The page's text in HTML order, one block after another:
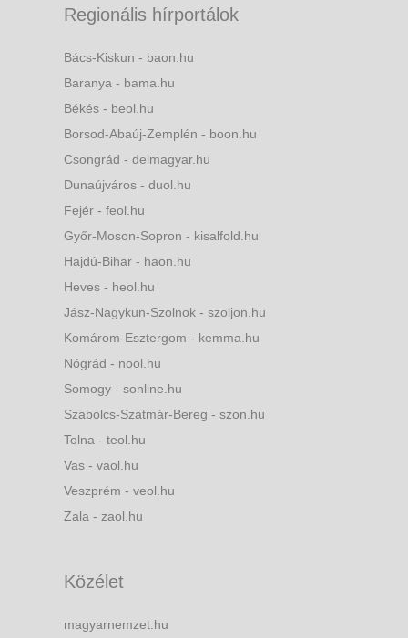
Regionális hírportálok
Bács-Kiskun - baon.hu
Baranya - bama.hu
Békés - beol.hu
Borsod-Abaúj-Zemplén - boon.hu
Csongrád - delmagyar.hu
Dunaújváros - duol.hu
Fejér - feol.hu
Győr-Moson-Sopron - kisalfold.hu
Hajdú-Bihar - haon.hu
Heves - heol.hu
Jász-Nagykun-Szolnok - szoljon.hu
Komárom-Esztergom - kemma.hu
Nógrád - nool.hu
Somogy - sonline.hu
Szabolcs-Szatmár-Bereg - szon.hu
Tolna - teol.hu
Vas - vaol.hu
Veszprém - veol.hu
Zala - zaol.hu
Közélet
magyarnemzet.hu